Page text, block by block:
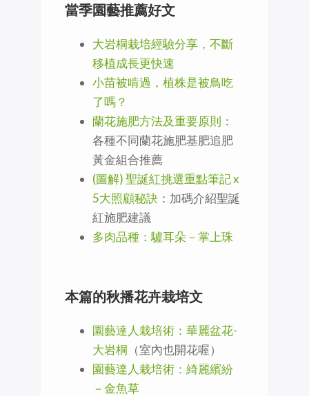
當季園藝推薦好文
大岩桐栽培經驗分享，不斷
移植成長更快速
小苗被啃過，植株是被鳥吃
了嗎？
蘭花施肥方法及重要原則 ：
各種不同蘭花施肥基肥追肥
黃金組合推薦
(圖解) 聖誕紅挑選重點筆記 x
5大照顧秘訣 ：加碼介紹聖誕
紅施肥建議
多肉品種：驢耳朵－掌上珠
本篇的秋播花卉栽培文
園藝達人栽培術：華麗盆花-
大岩桐 （室內也開花喔）
園藝達人栽培術：綺麗繽紛
－金魚草